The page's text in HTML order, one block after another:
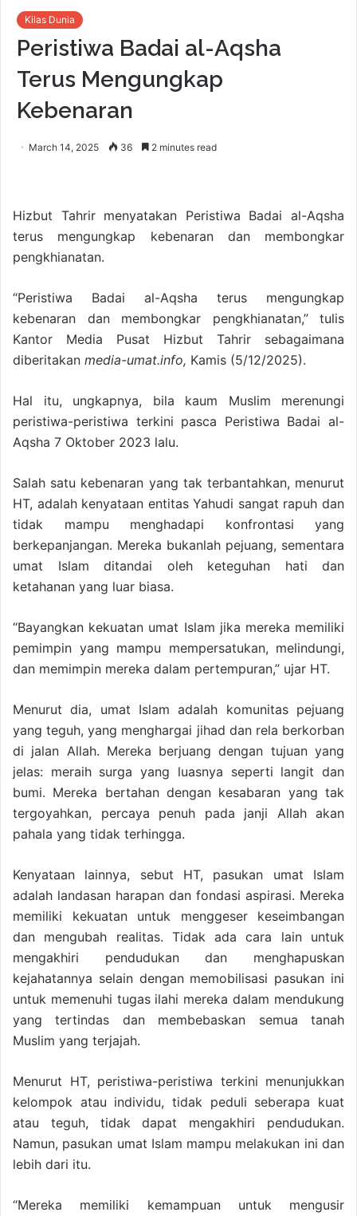
Kilas Dunia
Peristiwa Badai al-Aqsha
Terus Mengungkap
Kebenaran
March 14, 2025 36 2 minutes read
Hizbut Tahrir menyatakan Peristiwa Badai al-Aqsha
terus mengungkap kebenaran dan membongkar
pengkhianatan.
“Peristiwa Badai al-Aqsha terus mengungkap
kebenaran dan membongkar pengkhianatan,” tulis
Kantor Media Pusat Hizbut Tahrir sebagaimana
diberitakan media-umat.info, Kamis (5/12/2025).
Hal itu, ungkapnya, bila kaum Muslim merenungi
peristiwa-peristiwa terkini pasca Peristiwa Badai al-
Aqsha 7 Oktober 2023 lalu.
Salah satu kebenaran yang tak terbantahkan, menurut
HT, adalah kenyataan entitas Yahudi sangat rapuh dan
tidak mampu menghadapi konfrontasi yang
berkepanjangan. Mereka bukanlah pejuang, sementara
umat Islam ditandai oleh keteguhan hati dan
ketahanan yang luar biasa.
“Bayangkan kekuatan umat Islam jika mereka memiliki
pemimpin yang mampu mempersatukan, melindungi,
dan memimpin mereka dalam pertempuran,” ujar HT.
Menurut dia, umat Islam adalah komunitas pejuang
yang teguh, yang menghargai jihad dan rela berkorban
di jalan Allah. Mereka berjuang dengan tujuan yang
jelas: meraih surga yang luasnya seperti langit dan
bumi. Mereka bertahan dengan kesabaran yang tak
tergoyahkan, percaya penuh pada janji Allah akan
pahala yang tidak terhingga.
Kenyataan lainnya, sebut HT, pasukan umat Islam
adalah landasan harapan dan fondasi aspirasi. Mereka
memiliki kekuatan untuk menggeser keseimbangan
dan mengubah realitas. Tidak ada cara lain untuk
mengakhiri pendudukan dan menghapuskan
kejahatannya selain dengan memobilisasi pasukan ini
untuk memenuhi tugas ilahi mereka dalam mendukung
yang tertindas dan membebaskan semua tanah
Muslim yang terjajah.
Menurut HT, peristiwa-peristiwa terkini menunjukkan
kelompok atau individu, tidak peduli seberapa kuat
atau teguh, tidak dapat mengakhiri pendudukan.
Namun, pasukan umat Islam mampu melakukan ini dan
lebih dari itu.
“Mereka memiliki kemampuan untuk mengusir